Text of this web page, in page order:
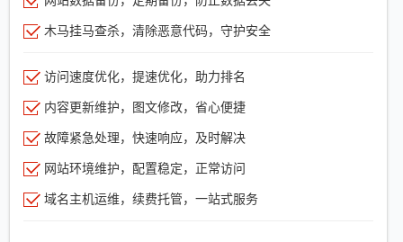
木马挂马查杀，清除恶意代码，守护安全
访问速度优化，提速优化，助力排名
内容更新维护，图文修改，省心便捷
故障紧急处理，快速响应，及时解决
网站环境维护，配置稳定，正常访问
域名主机运维，续费托管，一站式服务